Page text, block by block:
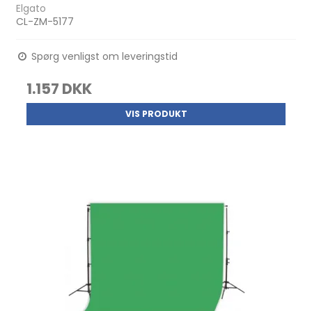
Elgato
CL-ZM-5177
Spørg venligst om leveringstid
1.157 DKK
VIS PRODUKT